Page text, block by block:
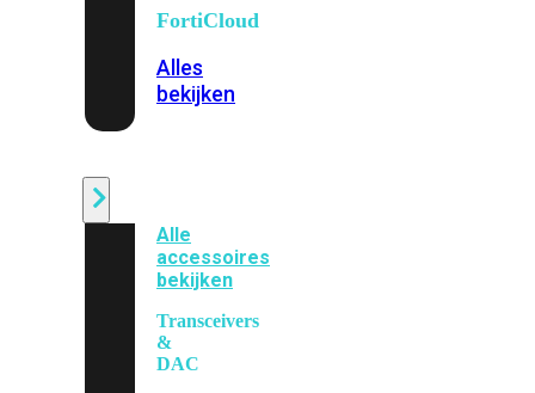
FortiCloud
Alles
bekijken
Alle
accessoires
bekijken
Transceivers
&
DAC